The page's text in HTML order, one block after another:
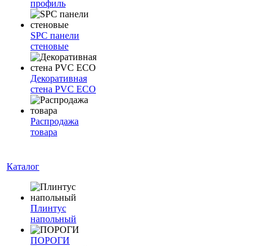
профиль
SPC панели
стеновые
Декоративная
стена PVC ECO
Распродажа
товара
Каталог
Плинтус
напольный
ПОРОГИ